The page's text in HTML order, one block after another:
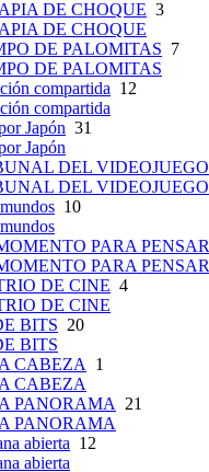
DE CHOQUE 3
DE CHOQUE
DE PALOMITAS 7
DE PALOMITAS
compartida 12
compartida
Japón 31
Japón
DEL VIDEOJUEGO
DEL VIDEOJUEGO
10
PARA PENSAR
PARA PENSAR
DE CINE 4
DE CINE
BITS 20
BITS
CABEZA
1
CABEZA
PANORAMA
21
PANORAMA
abierta 12
abierta